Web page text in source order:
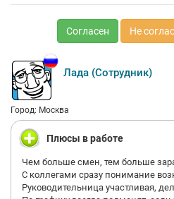
Согласен Не
Лада (Сотрудник)
Город: Москва
Плюсы в работе
Чем больше смен, тем больше
С коллегами сразу понимание
Руководительница участливая,